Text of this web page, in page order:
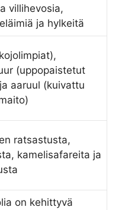
villihevosia,
ja hylkeitä
(uppopaistetut
aaruul (kuivattu
ratsastusta,
kamelisafareita ja
on kehittyvä